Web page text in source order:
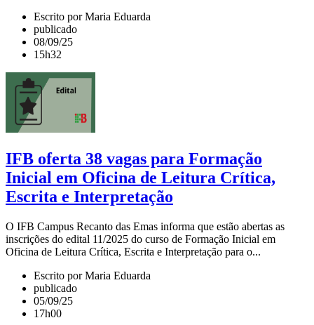
Escrito por Maria Eduarda
publicado
08/09/25
15h32
IFB oferta 38 vagas para Formação
Inicial em Oficina de Leitura Crítica,
Escrita e Interpretação
O IFB Campus Recanto das Emas informa que estão abertas as
inscrições do edital 11/2025 do curso de Formação Inicial em
Oficina de Leitura Crítica, Escrita e Interpretação para o...
Escrito por Maria Eduarda
publicado
05/09/25
17h00